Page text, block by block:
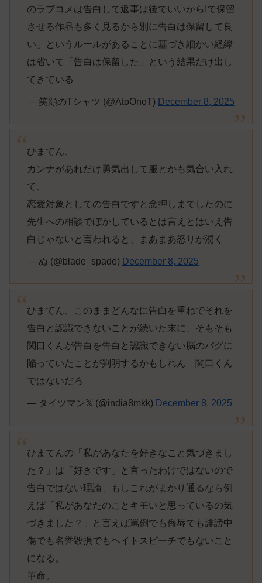
のラブコメは告白して返事は後でいいから!で保留
させる作品も多く見るから別に告白は保留して良
い」というルールがあることに基づき細かい経緯
は省いて「告白は保留した」という結果だけ出し
てきている
— 笑顔のTシャツ (@AtoOnoT) December 8, 2025
ひまてん、
カンナがあれだけ勇気出して服とかも気合い入れ
て、
恋愛対象としての告白ですと念押しまでしたのに
先生への相談でぼかしているとは言えとはいえ告
白じゃないと言われると、まあまあ怒りが湧く
— ぬ (@blade_spade) December 8, 2025
ひまてん、このままどんなに告白を重ねでそれを
告白と認識できないことが続いた末に、そもそも
関口くんが告白を告白と認識できない脳のバグに
陥っていたことが判明するかもしれん 関口くん
ではないだろ
— タイツマン𝕏 (@india8mkk) December 8, 2025
ひまてんの「私があなたを好きなこと気づきまし
た？」は「好きです」と言ったわけではないので
告白ではない理論、もしこれがまかり通るなら例
えば「私があなたのことキモいと思っているの気
づきました？」と言えば罵倒でも侮辱でも誹謗中
傷でも名誉毀損でもヘイトスピーチでもないこと
になる。
革命。